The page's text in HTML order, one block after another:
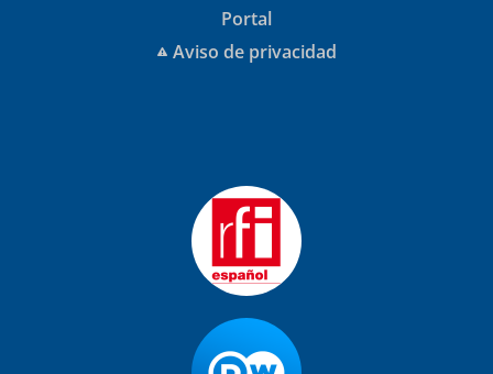
Portal
Aviso de privacidad